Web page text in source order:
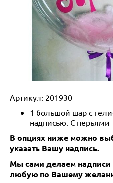
Артикул: 201930
1 большой шар с
надписью. С перьями
В опциях ниже можно
указать Вашу надпись.
Мы сами делаем
любую по Вашему